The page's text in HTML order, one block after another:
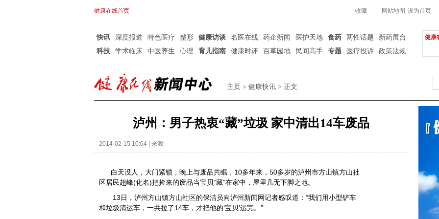
健康在线首页 收藏 网站地图 设为首页
快讯 深度报道 特色医疗 整形 健康访谈 名医在线 药企新闻 医护天地 食药 两性话题
新药展台
科技
学术临床 中医养生 心理 育儿指南 健康时评 百草园地 民间高手 专题 医疗投诉 政策法规
健康
主页 > 健康快讯 > 正文
泸州：男子热衷“藏”垃圾 家中清出14车废品
2014-02-15 10:04 | 来源:
白天没人，大门紧锁，晚上与废品共眠，10多年来，50多岁的泸州市方山镇方山社
区居民超峰(化名)把捡来的废品当宝贝“藏”在家中，屋里几无下脚之地。
13日，泸州方山镇方山社区的保洁员向泸州新闻网记者感叹道：“我们用小型铲车
和垃圾清运车，一共拉了14车，才把他的‘宝贝’运完。”